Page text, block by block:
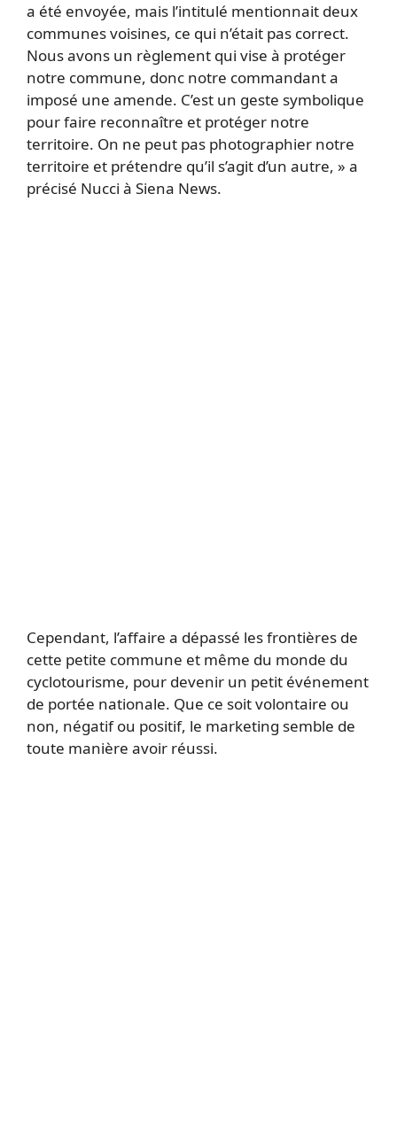
a été envoyée, mais l’intitulé mentionnait deux
communes voisines, ce qui n’était pas correct.
Nous avons un règlement qui vise à protéger
notre commune, donc notre commandant a
imposé une amende. C’est un geste symbolique
pour faire reconnaître et protéger notre
territoire. On ne peut pas photographier notre
territoire et prétendre qu’il s’agit d’un autre, » a
précisé Nucci à Siena News.
Cependant, l’affaire a dépassé les frontières de
cette petite commune et même du monde du
cyclotourisme, pour devenir un petit événement
de portée nationale. Que ce soit volontaire ou
non, négatif ou positif, le marketing semble de
toute manière avoir réussi.